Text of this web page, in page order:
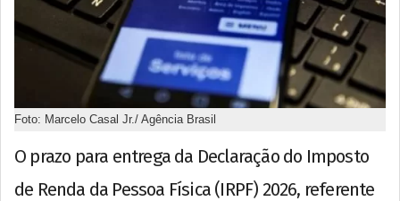
Foto: Marcelo Casal Jr./ Agência Brasil
O prazo para entrega da Declaração do Imposto
de Renda da Pessoa Física (IRPF) 2026, referente